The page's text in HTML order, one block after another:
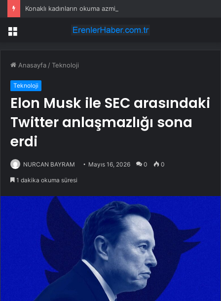
Konaklı kadınların okuma azmi örnek oldu
Menü
Anasayfa /Teknoloji
Teknoloji
Elon Musk ile SEC arasındaki
Twitter anlaşmazlığı sona
erdi
NURCAN BAYRAM Mayıs 16, 2026 0 0
1 dakika okuma süresi